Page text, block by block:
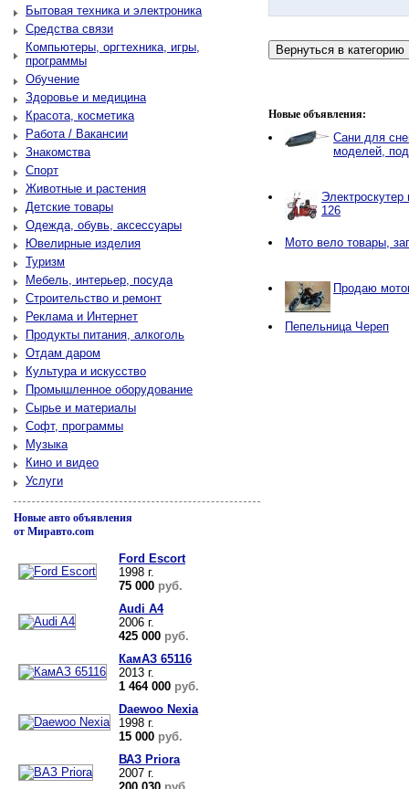
Бытовая техника и электроника
Средства связи
Компьютеры, оргтехника, игры,
программы
Обучение
Здоровье и медицина
Красота, косметика
Работа / Вакансии
Знакомства
Спорт
Животные и растения
Детские товары
Одежда, обувь, аксессуары
Ювелирные изделия
Туризм
Мебель, интерьер, посуда
Строительство и ремонт
Реклама и Интернет
Продукты питания, алкоголь
Отдам даром
Культура и искусство
Промышленное оборудование
Сырье и материалы
Софт, программы
Музыка
Кино и видео
Услуги
Новые авто объявления
от Миравто.com
Ford Escort
1998 г.
75 000 руб.
Audi A4
2006 г.
425 000 руб.
КамАЗ 65116
2013 г.
1 464 000 руб.
Daewoo Nexia
1998 г.
15 000 руб.
ВАЗ Priora
2007 г.
Новые объявления:
Сани для
моделей,
Электроскутер
126
Мото вело товары,
Продаю
Пепельница Череп